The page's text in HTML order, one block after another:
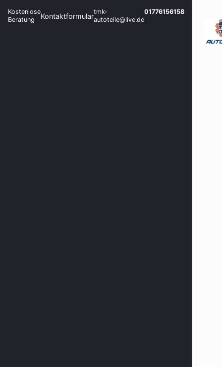
Kostenlose
Beratung
Kontaktformulartmk-
autoteile@live.de
01776156158